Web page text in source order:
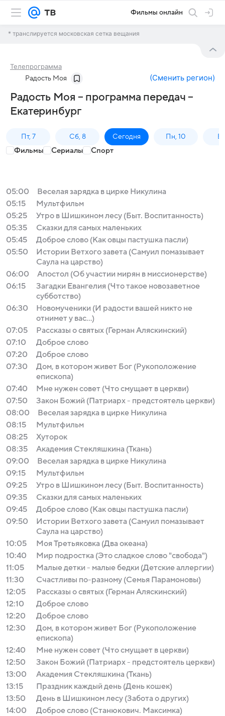
Фильмы онлайн
* транслируется московская сетка вещания
Телепрограмма
Радость Моя (Сменить регион)
Радость Моя – программа передач –
Екатеринбург
Пт, 7 Сб, 8 Сегодня Пн, 10
Фильмы Сериалы Спорт
05:00
Веселая зарядка в цирке Никулина
05:15
Мультфильм
05:25
Утро в Шишкином лесу (Быт. Воспитанность)
05:35
Сказки для самых маленьких
05:45
Доброе слово (Как овцы пастушка пасли)
05:50
Истории Ветхого завета (Самуил помазывает
Саула на царство)
06:00
Апостол (Об участии мирян в миссионерстве)
06:15
Загадки Евангелия (Что такое новозаветное
субботство)
06:30
Новомученики (И радости вашей никто не
отнимет у вас...)
07:05
Рассказы о святых (Герман Аляскинский)
07:10
Доброе слово
07:20
Доброе слово
07:30
Дом, в котором живет Бог (Рукоположение
епископа)
07:40
Мне нужен совет (Что смущает в церкви)
07:50
Закон Божий (Патриарх - предстоятель церкви)
08:00
Веселая зарядка в цирке Никулина
08:15
Мультфильм
08:25
Хуторок
08:35
Академия Стекляшкина (Ткань)
09:00
Веселая зарядка в цирке Никулина
09:15
Мультфильм
09:25
Утро в Шишкином лесу (Быт. Воспитанность)
09:35
Сказки для самых маленьких
09:45
Доброе слово (Как овцы пастушка пасли)
09:50
Истории Ветхого завета (Самуил помазывает
Саула на царство)
10:05
Моя Третьяковка (Два океана)
10:40
Мир подростка (Это сладкое слово "свобода")
11:05
Малые детки - малые бедки (Детские аллергии)
11:30
Счастливы по-разному (Семья Парамоновы)
12:05
Рассказы о святых (Герман Аляскинский)
12:10
Доброе слово
12:20
Доброе слово
12:30
Дом, в котором живет Бог (Рукоположение
епископа)
12:40
Мне нужен совет (Что смущает в церкви)
12:50
Закон Божий (Патриарх - предстоятель церкви)
13:00
Академия Стекляшкина (Ткань)
13:15
Праздник каждый день (День кошек)
13:50
День в Шишкином лесу (Забота о других)
14:00
Доброе слово (Станюкович. Максимка)